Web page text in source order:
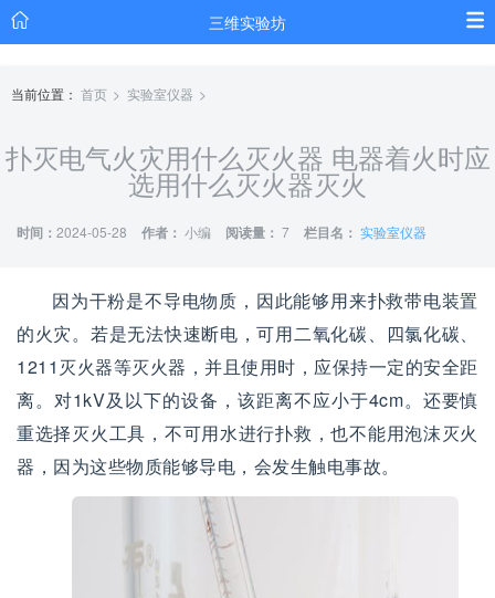
三维实验坊
当前位置： 首页 实验室仪器
扑灭电气火灾用什么灭火器 电器着火时应
选用什么灭火器灭火
时间： 2024-05-28 作者： 小编 阅读量： 7 栏目名： 实验室仪器
因为干粉是不导电物质，因此能够用来扑救带电装置
的火灾。若是无法快速断电，可用二氧化碳、四氯化碳、
1211灭火器等灭火器，并且使用时，应保持一定的安全距
离。对1kV及以下的设备，该距离不应小于4cm。还要慎
重选择灭火工具，不可用水进行扑救，也不能用泡沫灭火
器，因为这些物质能够导电，会发生触电事故。